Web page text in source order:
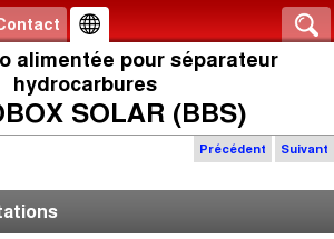
alimentée pour séparateur
hydrocarbures
SOLAR (BBS)
Précédent Suivant